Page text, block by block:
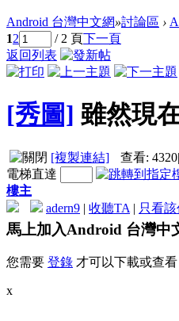
Android 台灣中文網»討論區 ›
12 / 2 頁下一頁
返回列表
[秀圖] 雖然現
[複製連結] 查看: 4320|
電梯直達
樓主
adern9 | 收聽TA | 只看
馬上加入Android 台灣中
您需要 登錄 才可以下載或查
x